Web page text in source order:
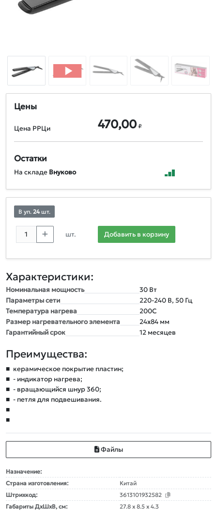
Цены
Цена РРЦи 470,00 ₽
Остатки
На складе Внуково
В уп. 24шт.
шт. Добавить в корзину
Характеристики:
Номинальная мощность
30 Вт
Параметры сети
220-240 В, 50 Гц
Температура нагрева
200С
Размер нагревательного элемента
24х84 мм
Гарантийный срок
12 месяцев
Преимущества:
■ керамическое покрытие пластин;
■ - индикатор нагрева;
■ - вращающийся шнур 360;
■ - петля для подвешивания.
■
■
Файлы
Назначение:
Страна изготовления:
Китай
Штрихкод:
3613101932582
Габариты ДxШxВ, см:
27.8 x 8.5 x 4.3